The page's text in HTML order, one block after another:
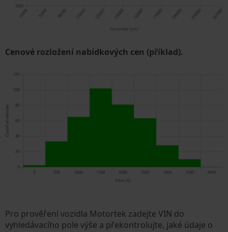
Cenové rozložení nabídkových cen (příklad).
Pro prověření vozidla Motortek zadejte VIN do
vyhledávacího pole výše a překontrolujte, jaké údaje o